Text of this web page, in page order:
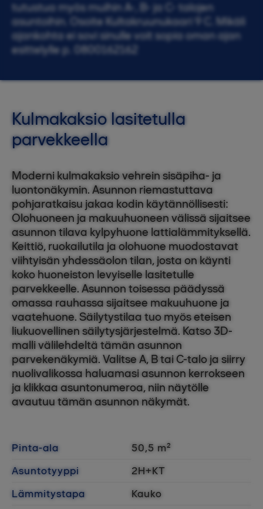
tutustua myös muihin A-, B- ja C- talojen
asuntoihin. Osoite Kultakruunukaari 9 C. Mikäli
ajankohta ei sovi sinulle voit sopia oman ajan
esittelylle p. 0800162162
Kulmakaksio lasitetulla
parvekkeella
Moderni kulmakaksio vehrein sisäpiha- ja
luontonäkymin. Asunnon riemastuttava
pohjaratkaisu jakaa kodin käytännöllisesti:
Olohuoneen ja makuuhuoneen välissä sijaitsee
asunnon tilava kylpyhuone lattialämmityksellä.
Keittiö, ruokailutila ja olohuone muodostavat
viihtyisän yhdessäolon tilan, josta on käynti
koko huoneiston levyiselle lasitetulle
parvekkeelle. Asunnon toisessa päädyssä
omassa rauhassa sijaitsee makuuhuone ja
vaatehuone. Säilytystilaa tuo myös eteisen
liukuovellinen säilytysjärjestelmä. Katso 3D-
malli välilehdeltä tämän asunnon
parvekenäkymiä. Valitse A, B tai C-talo ja siirry
nuolivalikossa haluamasi asunnon kerrokseen
ja klikkaa asuntonumeroa, niin näytölle
avautuu tämän asunnon näkymät.
Pinta-ala
50,5 m²
Asuntotyyppi
2H+KT
Lämmitystapa
Kauko